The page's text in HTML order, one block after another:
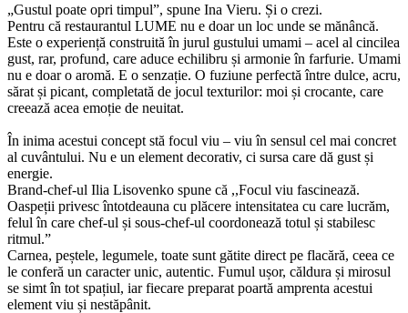
„Gustul poate opri timpul”, spune Ina Vieru. Și o crezi.
Pentru că restaurantul LUME nu e doar un loc unde se mănâncă.
Este o experiență construită în jurul gustului umami – acel al cincilea
gust, rar, profund, care aduce echilibru și armonie în farfurie. Umami
nu e doar o aromă. E o senzație. O fuziune perfectă între dulce, acru,
sărat și picant, completată de jocul texturilor: moi și crocante, care
creează acea emoție de neuitat.
În inima acestui concept stă focul viu – viu în sensul cel mai concret
al cuvântului. Nu e un element decorativ, ci sursa care dă gust și
energie.
Brand-chef-ul Ilia Lisovenko spune că ,,Focul viu fascinează.
Oaspeții privesc întotdeauna cu plăcere intensitatea cu care lucrăm,
felul în care chef-ul și sous-chef-ul coordonează totul și stabilesc
ritmul.”
Carnea, peștele, legumele, toate sunt gătite direct pe flacără, ceea ce
le conferă un caracter unic, autentic. Fumul ușor, căldura și mirosul
se simt în tot spațiul, iar fiecare preparat poartă amprenta acestui
element viu și nestăpânit.